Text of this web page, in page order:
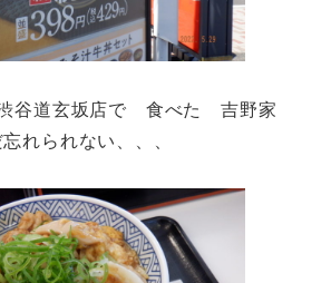
谷道玄坂店で 食べた 吉野家
られない、、、